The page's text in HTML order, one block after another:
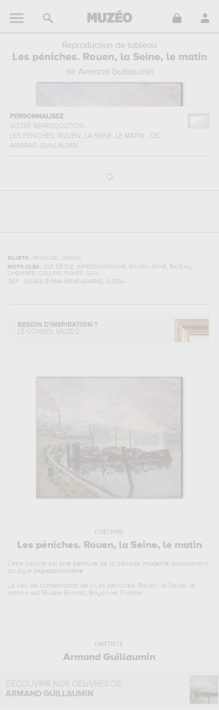
Reproduction de tableau
Les péniches. Rouen, la Seine, le matin
de Armand Guillaumin
PERSONNALISEZ
VOTRE REPRODUCTION
LES PÉNICHES. ROUEN, LA SEINE, LE MATIN... DE
ARMAND GUILLAUMIN
SUJETS : PAYSAGE, URBAIN
MOTS-CLÉS : 20E SIÈCLE, IMPRESSIONNISME, ROUEN , SEINE, BATEAU,
CHEMINÉE, COLLINE, FUMÉE, QUAI
(REF :
120364) © RMN /RENÉ-GABRIEL OJÉDA
BESOIN D'INSPIRATION ?
LE CONSEIL MUZÉO
L'OEUVRE
Les péniches. Rouen, la Seine, le matin
Cette oeuvre est une peinture de la période moderne appartenant
au style impressionnisme.
Le lieu de conservation de « Les péniches. Rouen, la Seine, le
matin » est Musée Bonnat, Bayonne, France.
L'ARTISTE
Armand Guillaumin
DÉCOUVRIR NOS OEUVRES DE
ARMAND GUILLAUMIN